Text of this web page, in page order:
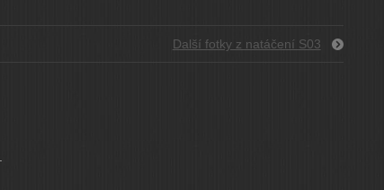
Další fotky z natáčení S03